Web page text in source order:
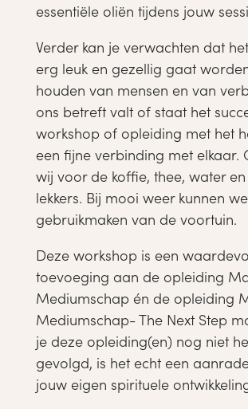
essentiële oliën tijdens jouw
Verder kan je verwachten dat
erg leuk en gezellig gaat
houden van mensen en van
ons betreft valt of staat het
workshop of opleiding met het
een fijne verbinding met elkaar.
wij voor de koffie, thee, water
lekkers. Bij mooi weer kunnen
gebruikmaken van de voortuin.
Deze workshop is een
toevoeging aan de opleiding
Mediumschap én de opleiding
Mediumschap- The Next Step
je deze opleiding(en) nog niet
gevolgd, is het echt een
jouw eigen spirituele